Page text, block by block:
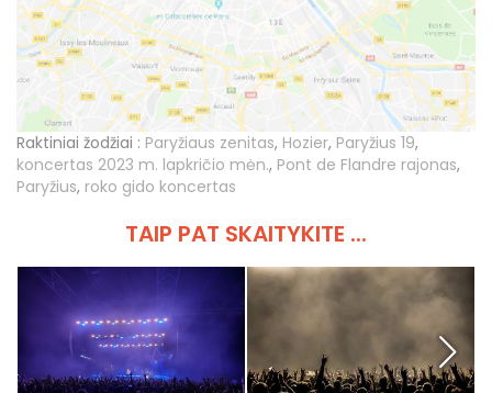
Raktiniai žodžiai : Paryžiaus zenitas, Hozier, Paryžius 19,
koncertas 2023 m. lapkričio mėn., Pont de Flandre rajonas,
Paryžius, roko gido koncertas
TAIP PAT SKAITYKITE ...